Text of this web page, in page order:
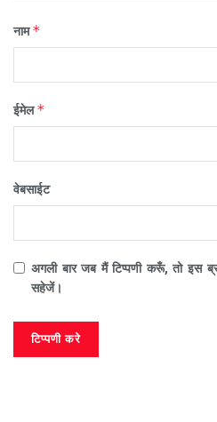
नाम*
ईमेल*
वेबसाईट
अगली बार जब मैं टिप्पणी करूँ, तो इस
सहेजें।